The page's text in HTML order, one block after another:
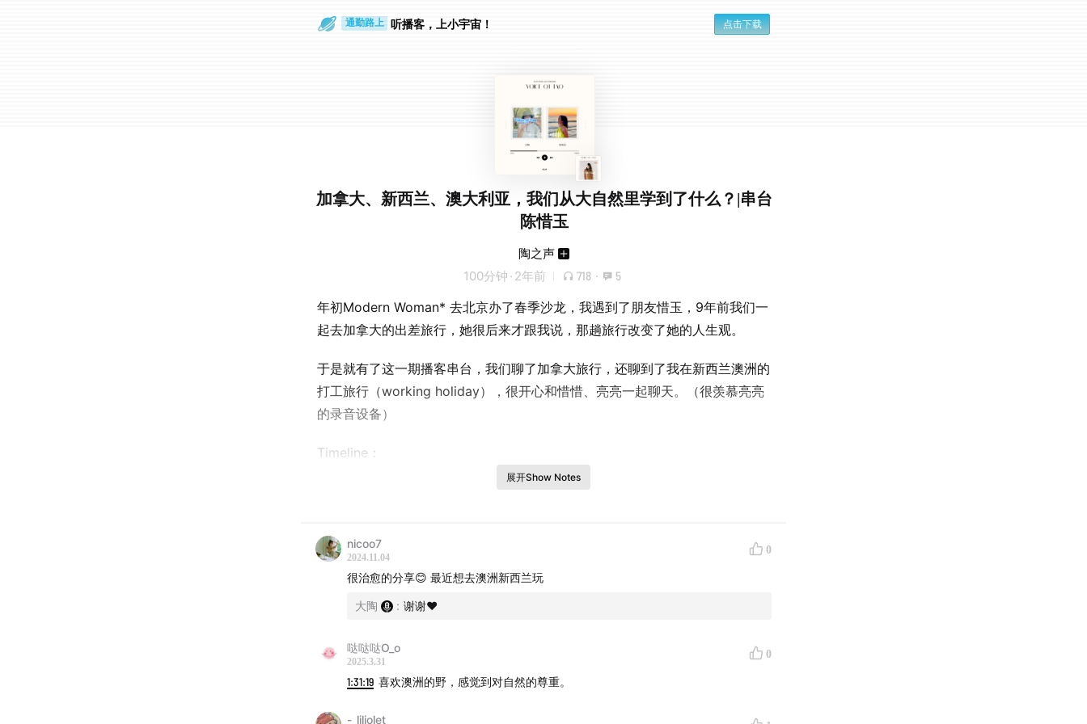
通勤路上 听播客，上小宇宙！ 点击下载
加拿大、新西兰、澳大利亚，我们从大自然里学到了什么？|串台
陈惜玉
陶之声
100分钟 · 2年前 718 · 5
年初Modern Woman* 去北京办了春季沙龙，我遇到了朋友惜玉，9年前我们一
起去加拿大的出差旅行，她很后来才跟我说，那趟旅行改变了她的人生观。
于是就有了这一期播客串台，我们聊了加拿大旅行，还聊到了我在新西兰澳洲的
打工旅行（working holiday），很开心和惜惜、亮亮一起聊天。（很羡慕亮亮
的录音设备）
Timeline：
在露易斯湖的冰面上走了2个小时，体会宁静
埃德蒙顿的初印象是“萧条”令人讶异
20:30 阿尔伯塔公路旅行的感受
班夫的童话小镇
展开Show Notes
nicoo7
2024.11.04
0
很治愈的分享😊 最近想去澳洲新西兰玩
大陶 : 谢谢❤️
哒哒哒O_o
2025.3.31
0
1:31:19 喜欢澳洲的野，感觉到对自然的尊重。
-_liliolet_